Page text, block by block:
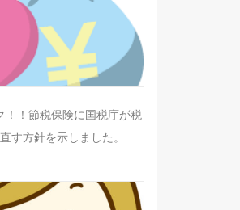
！！節税保険に国税庁が税
す方針を示しました。